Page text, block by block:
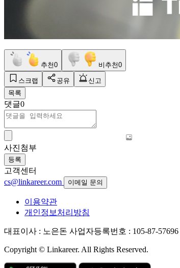
추천0 비추천0
스크랩 공유
신고
목록
댓글0
사진첨부
등록
고객센터
cs@linkareer.com
이메일 문의
이용약관
개인정보처리방침
대표이사 : 노은돈 사업자등록번호 : 105-87-57696
Copyright © Linkareer. All Rights Reserved.